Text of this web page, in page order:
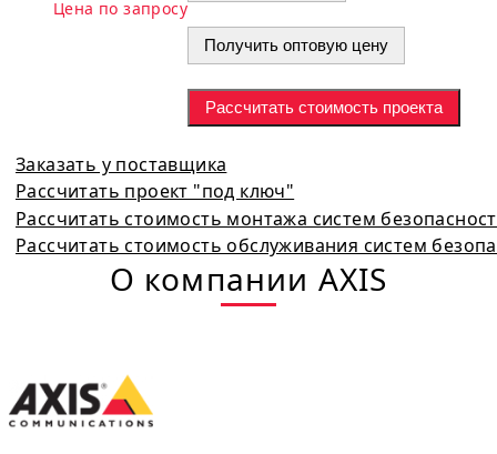
Цена по запросу
Получить оптовую цену
Рассчитать стоимость проекта
Заказать у поставщика
Рассчитать проект "под ключ"
Рассчитать стоимость монтажа систем
Рассчитать стоимость обслуживания систем
О компании AXIS